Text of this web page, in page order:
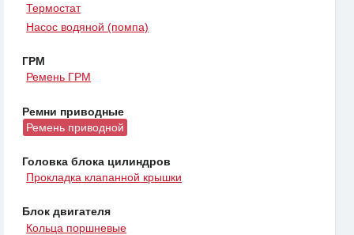
Термостат
Насос водяной (помпа)
ГРМ
Ремень ГРМ
Ремни приводные
Ремень приводной
Головка блока цилиндров
Прокладка клапанной крышки
Блок двигателя
Кольца поршневые